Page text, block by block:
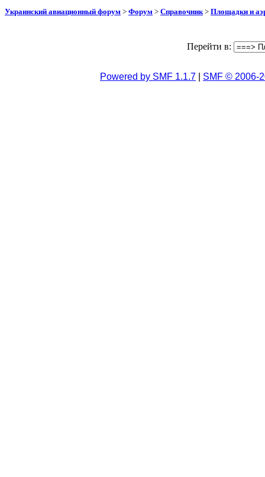
Украинский авиационный форум > Форум > Справочник> Площадки и
Перейти в:
Powered by SMF 1.1.7 SMF © 2006-